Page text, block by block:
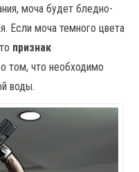
моча будет бледно-
Если моча темного цвета
признак
том, что необходимо
воды.